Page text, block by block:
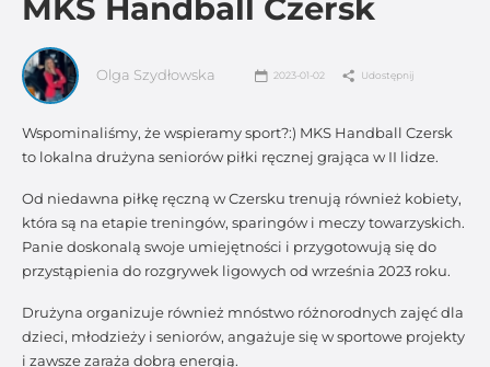
MKS Handball Czersk
Olga Szydłowska 2023-01-02 Udostępnij
Wspominaliśmy, że wspieramy sport?:) MKS Handball Czersk
to lokalna drużyna seniorów piłki ręcznej grająca w II lidze.
Od niedawna piłkę ręczną w Czersku trenują również kobiety,
która są na etapie treningów, sparingów i meczy towarzyskich.
Panie doskonalą swoje umiejętności i przygotowują się do
przystąpienia do rozgrywek ligowych od września 2023 roku.
Drużyna organizuje również mnóstwo różnorodnych zajęć dla
dzieci, młodzieży i seniorów, angażuje się w sportowe projekty
i zawsze zaraża dobrą energią.